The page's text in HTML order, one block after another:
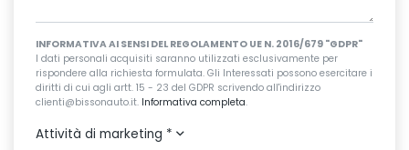
INFORMATIVA AI SENSI DEL REGOLAMENTO UE N. 2016/679 "GDPR"
I dati personali acquisiti saranno utilizzati esclusivamente per
rispondere alla richiesta formulata. Gli Interessati possono esercitare i
diritti di cui agli artt. 15 - 23 del GDPR scrivendo all'indirizzo
clienti@bissonauto.it. Informativa completa.
Attività di marketing *